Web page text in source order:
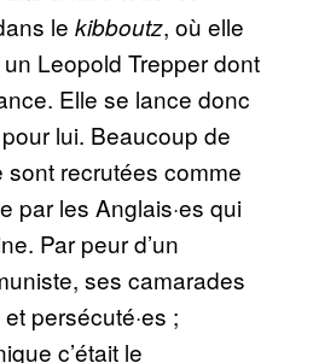
le kibboutz, où elle
Leopold Trepper dont
Elle se lance donc
lui. Beaucoup de
sont recrutées comme
par les Anglais·es qui
Par peur d’un
ses camarades
persécuté·es ;
c’était le